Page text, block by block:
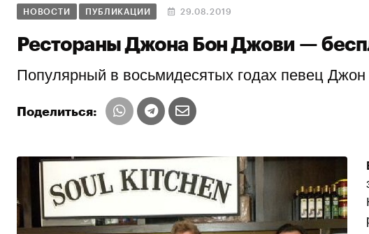
НОВОСТИ ПУБЛИКАЦИИ 29.08.2019
Рестораны Джона Бон Джови —
Популярный в восьмидесятых годах певец
Поделиться: